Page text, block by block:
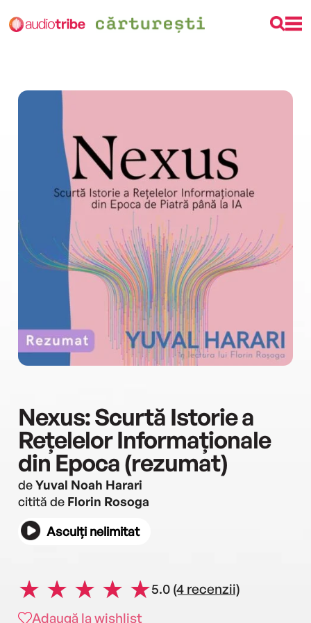
Nexus: Scurtă Istorie a
Rețelelor Informaționale
din Epoca (rezumat)
deYuval Noah Harari
citită de Florin Rosoga
Asculți nelimitat
5.0 (4 recenzii)
Adaugă la wishlist